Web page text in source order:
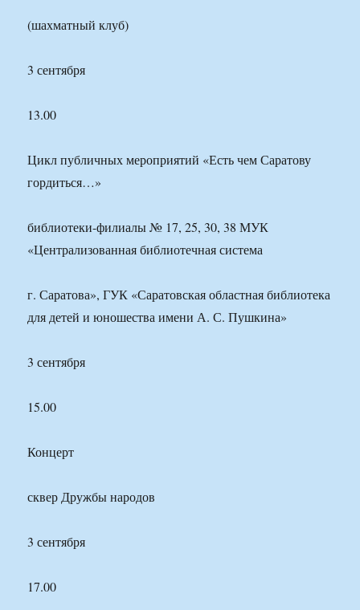
(шахматный клуб)
3 сентября
13.00
Цикл публичных мероприятий «Есть чем Саратову
гордиться…»
библиотеки-филиалы № 17, 25, 30, 38 МУК
«Централизованная библиотечная система
г. Саратова», ГУК «Саратовская областная библиотека
для детей и юношества имени А. С. Пушкина»
3 сентября
15.00
Концерт
сквер Дружбы народов
3 сентября
17.00